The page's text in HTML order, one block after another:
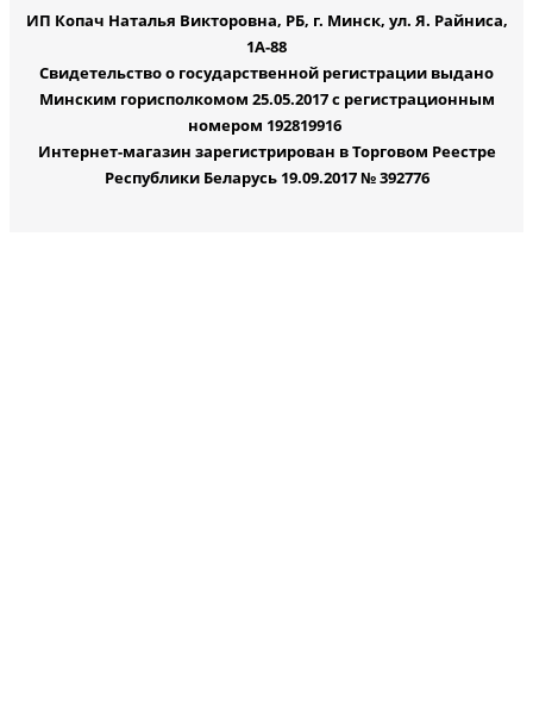
ИП Копач Наталья Викторовна, РБ, г. Минск, ул. Я. Райниса,
1А-88
Свидетельство о государственной регистрации выдано
Минским горисполкомом 25.05.2017 с регистрационным
номером 192819916
Интернет-магазин зарегистрирован в Торговом Реестре
Республики Беларусь 19.09.2017 № 392776